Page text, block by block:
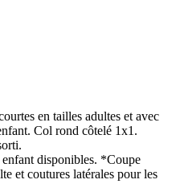
en tailles adultes et avec
Col rond côtelé 1x1.
disponibles. *Coupe
et coutures latérales pour les